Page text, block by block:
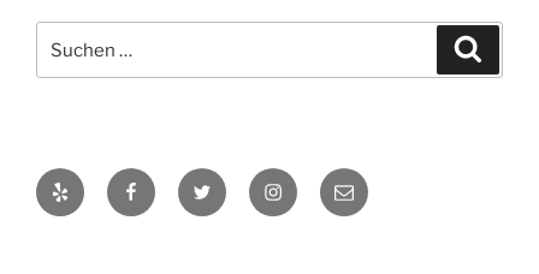
nach:
Yelp FacebookTwitter Instagram
E-
Mail